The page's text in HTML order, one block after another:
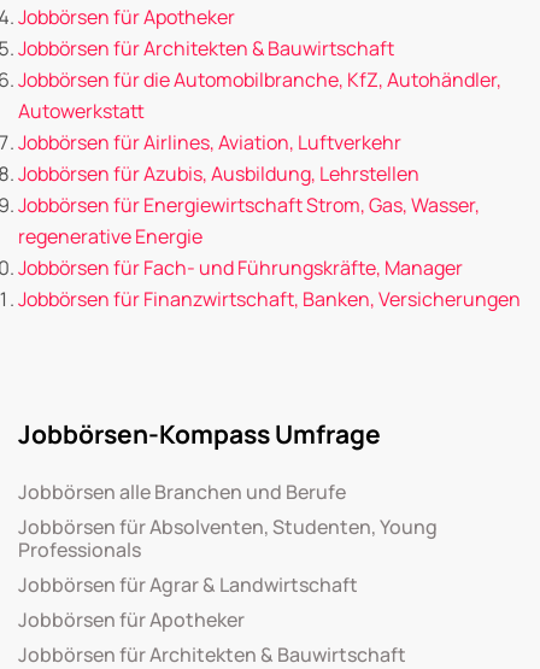
Jobbörsen für Apotheker
Jobbörsen für Architekten & Bauwirtschaft
Jobbörsen für die Automobilbranche, KfZ, Autohändler,
Autowerkstatt
Jobbörsen für Airlines, Aviation, Luftverkehr
Jobbörsen für Azubis, Ausbildung, Lehrstellen
Jobbörsen für Energiewirtschaft Strom, Gas, Wasser,
regenerative Energie
Jobbörsen für Fach- und Führungskräfte, Manager
Jobbörsen für Finanzwirtschaft, Banken, Versicherungen
Jobbörsen-Kompass Umfrage
Jobbörsen alle Branchen und Berufe
Jobbörsen für Absolventen, Studenten, Young
Professionals
Jobbörsen für Agrar & Landwirtschaft
Jobbörsen für Apotheker
Jobbörsen für Architekten & Bauwirtschaft